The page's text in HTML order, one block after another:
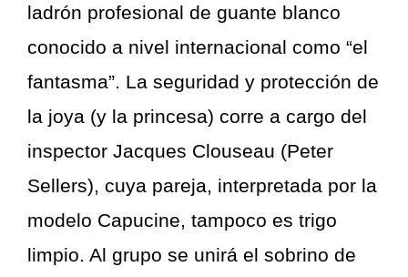
ladrón profesional de guante blanco
conocido a nivel internacional como “el
fantasma”. La seguridad y protección de
la joya (y la princesa) corre a cargo del
inspector Jacques Clouseau (Peter
Sellers), cuya pareja, interpretada por la
modelo Capucine, tampoco es trigo
limpio. Al grupo se unirá el sobrino de